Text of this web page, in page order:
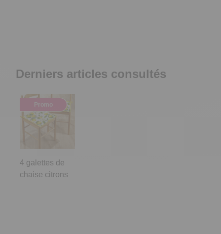
Derniers articles consultés
Promo
4 galettes de
chaise citrons